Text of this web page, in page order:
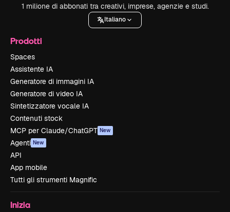
1 milione di abbonati tra creativi, imprese, agenzie e studi.
Italiano
Prodotti
Spaces
Assistente IA
Generatore di immagini IA
Generatore di video IA
Sintetizzatore vocale IA
Contenuti stock
MCP per Claude/ChatGPT New
Agenti New
API
App mobile
Tutti gli strumenti Magnific
Inizia